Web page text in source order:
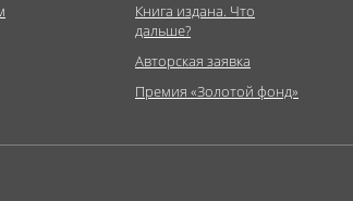
Книга издана. Что
дальше?
Авторская заявка
Премия «Золотой фонд»